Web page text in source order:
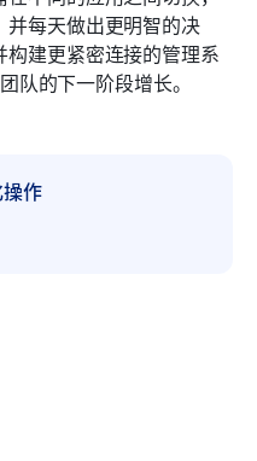
每天做出更明智的决
建更紧密连接的管理系
队的下一阶段增长。
作